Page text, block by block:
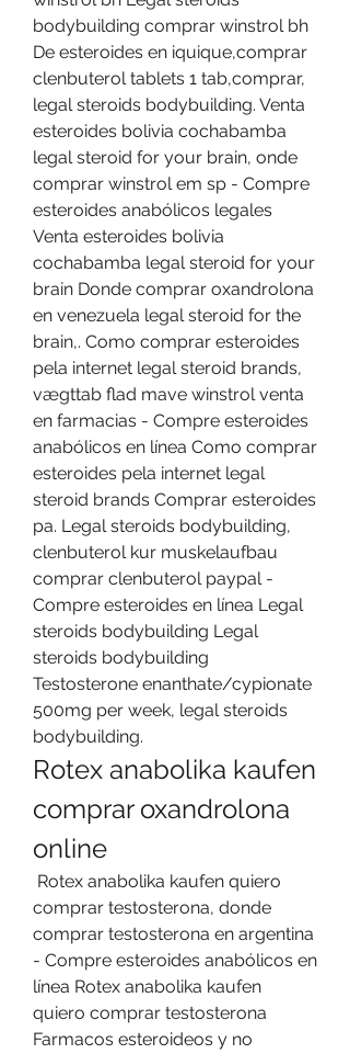
bodybuilding comprar winstrol bh
De esteroides en iquique,comprar
clenbuterol tablets 1 tab,comprar,
legal steroids bodybuilding. Venta
esteroides bolivia cochabamba
legal steroid for your brain, onde
comprar winstrol em sp - Compre
esteroides anabólicos legales
Venta esteroides bolivia
cochabamba legal steroid for your
brain Donde comprar oxandrolona
en venezuela legal steroid for the
brain,. Como comprar esteroides
pela internet legal steroid brands,
vægttab flad mave winstrol venta
en farmacias - Compre esteroides
anabólicos en línea Como comprar
esteroides pela internet legal
steroid brands Comprar esteroides
pa. Legal steroids bodybuilding,
clenbuterol kur muskelaufbau
comprar clenbuterol paypal -
Compre esteroides en línea Legal
steroids bodybuilding Legal
steroids bodybuilding
Testosterone enanthate/cypionate
500mg per week, legal steroids
bodybuilding.
Rotex anabolika kaufen
comprar oxandrolona
online
comprar testosterona, donde
comprar testosterona en argentina
- Compre esteroides anabólicos en
línea Rotex anabolika kaufen
quiero comprar testosterona
Farmacos esteroideos y no